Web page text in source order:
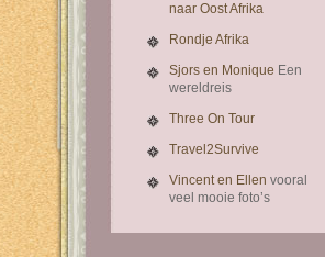
naar Oost Afrika
Rondje Afrika
Sjors en Monique Een
wereldreis
Three On Tour
Travel2Survive
Vincent en Ellen vooral
veel mooie foto’s